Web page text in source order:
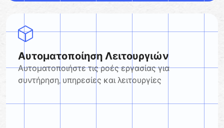
Αυτοματοποίηση Λειτουργιών
Αυτοματοποιήστε τις ροές εργασίας για
συντήρηση, υπηρεσίες και λειτουργίες